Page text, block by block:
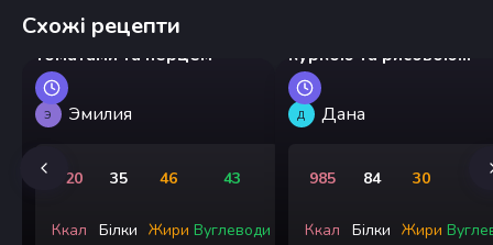
Схожі рецепти
Грузинські яйця з
томатами та перцем
Э Эмилия
720
Ккал
35
Білки
46
Жири
43
Вуглеводи
куркою та рисовою
локшиною
Д Дана
985
Ккал
84
Білки
30
Жири
93